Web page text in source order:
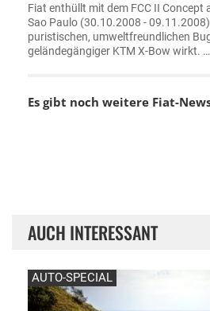
Fiat enthüllt mit dem FCC II Concept
Sao Paulo (30.10.2008 -
puristischen, umweltfreundlichen
geländegängiger KTM X-Bow wirkt. …
Es gibt noch weitere Fiat-
AUCH INTERESSANT
AUTO-SPECIAL